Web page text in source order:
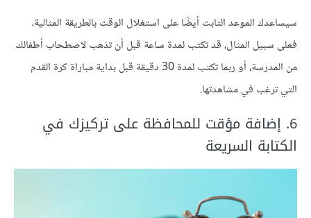
سيساعدك الموعد الثابت أيضًا على استغلال الوقت بالطريقة المثالية،
فعلى سبيل المثال، قد تكتب لمدة ساعة قبل أن تذهب لاصطحاب أطفالك
من المدرسة، أو ربما تكتب لمدة 30 دقيقة قبل بداية مباراة كرة القدم
التي ترغب في مشاهدتها.
6. إضافة مؤقت للمحافظة على تركيزك في
الكتابة السريعة